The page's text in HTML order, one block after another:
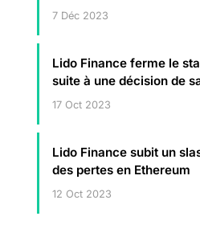
7 Déc 2023
Lido Finance ferme le
suite à une décision de
17 Oct 2023
Lido Finance subit un
des pertes en Ethereum
12 Oct 2023